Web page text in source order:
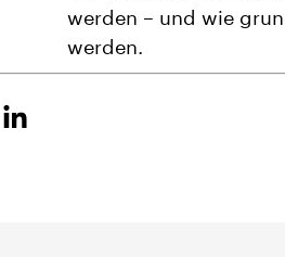
werden – und wie
werden.